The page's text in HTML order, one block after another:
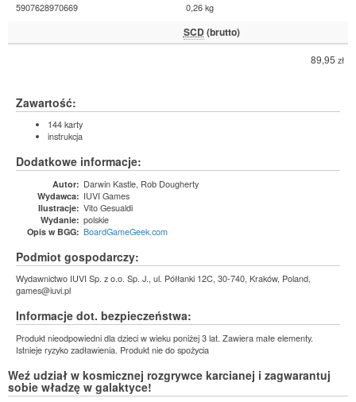
5907628970669
0,26 kg
SCD (brutto)
89,95 zł
Zawartość:
144 karty
instrukcja
Dodatkowe informacje:
Autor: Darwin Kastle, Rob Dougherty
Wydawca: IUVI Games
Ilustracje: Vito Gesualdi
Wydanie: polskie
Opis w BGG: BoardGameGeek.com
Podmiot gospodarczy:
Wydawnictwo IUVI Sp. z o.o. Sp. J., ul. Półłanki 12C, 30-740, Kraków, Poland,
games@iuvi.pl
Informacje dot. bezpieczeństwa:
Produkt nieodpowiedni dla dzieci w wieku poniżej 3 lat. Zawiera małe elementy.
Istnieje ryzyko zadławienia. Produkt nie do spożycia
Weź udział w kosmicznej rozgrywce karcianej i zagwarantuj
sobie władzę w galaktyce!